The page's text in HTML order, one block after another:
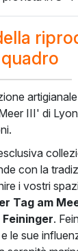
quadro
III' di
con la
i vostri
Tag am
Feininger.
le sue